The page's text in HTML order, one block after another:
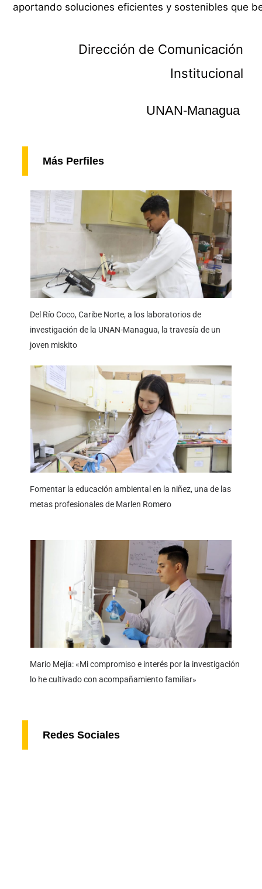
aportando soluciones eficientes y sostenibles que
Dirección de Comunicación
Institucional
UNAN-Managua
Más Perfiles
Del Río Coco, Caribe Norte, a los laboratorios de
investigación de la UNAN-Managua, la travesía de un
joven miskito
Fomentar la educación ambiental en la niñez, una de las
metas profesionales de Marlen Romero
Mario Mejía: «Mi compromiso e interés por la investigación
lo he cultivado con acompañamiento familiar»
Redes Sociales